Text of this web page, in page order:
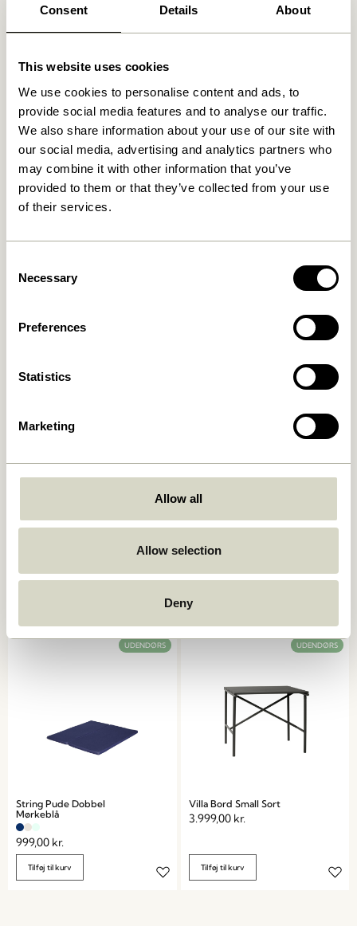
Consent Details About
This website uses cookies
We use cookies to personalise content and ads, to
provide social media features and to analyse our traffic.
We also share information about your use of our site with
our social media, advertising and analytics partners who
may combine it with other information that you’ve
provided to them or that they’ve collected from your use
of their services.
Selection
Necessary
Preferences
Statistics
Marketing
Allow all
Allow selection
Deny
Fri fragt over
Relaterede varer
UDENDØRS NYHED
3.599,00kr.
UDENDØRS NYHED
199,00kr.
String Pude Dobbel Mint
999,00kr.
UDENDØRS
String Pude Dobbel
Mørkeblå
999,00 kr.
Tilføj til kurv
UDENDØRS
Villa Bord Small Sort
3.999,00 kr.
Tilføj til kurv